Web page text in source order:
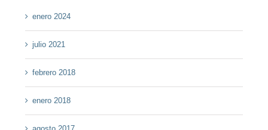
enero 2024
julio 2021
febrero 2018
enero 2018